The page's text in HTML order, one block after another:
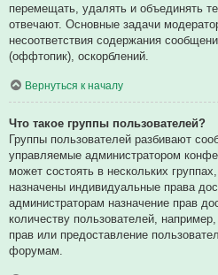
перемещать, удалять и объединять
отвечают. Основные задачи
несоответствия содержания
(оффтопик), оскорблений.
Вернуться к началу
Что такое группы пользователей?
Группы пользователей разбивают
управляемые администратором
может состоять в нескольких
назначены индивидуальные права
администраторам назначение прав
количеству пользователей,
прав или предоставление
форумам.